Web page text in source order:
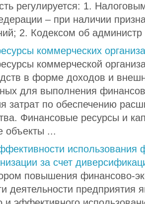
регулируется: 1.
– при наличии
2. Кодексом об администр
коммерческих
коммерческой
в форме доходов и
для выполнения
затрат по обеспечению
Финансовые ресурсы и
объекты ...
использования
за счет
повышения финансово-
деятельности предприятия